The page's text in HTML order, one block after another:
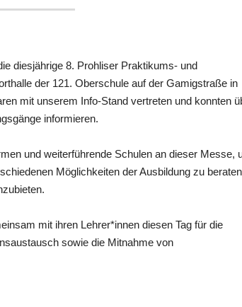
diesjährige 8. Prohliser Praktikums- und
der 121. Oberschule auf der Gamigstraße in
mit unserem Info-Stand vertreten und konnten
informieren.
und weiterführende Schulen an dieser Messe,
Möglichkeiten der Ausbildung zu beraten
mit ihren Lehrer*innen diesen Tag für die
sowie die Mitnahme von